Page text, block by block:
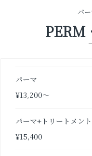
パ
PERM
パーマ
¥13,200〜
パーマ+トリートメント
¥15,400